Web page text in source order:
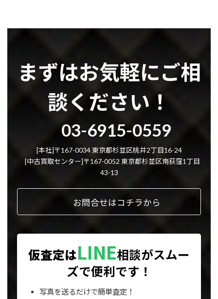
まずはお気軽にご相
談ください！
03-6915-0559
[本社]〒167-0034 東京都杉並区桃井2丁目16-24
[中古買取センター]〒167-0052 東京都杉並区南荻窪1丁目
43-13
お問合せはコチラから
仮査定はLINE相談がスムー
ズで便利です！
写真を送るだけで簡単査定！